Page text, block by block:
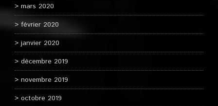
mars 2020
février 2020
janvier 2020
décembre 2019
novembre 2019
octobre 2019